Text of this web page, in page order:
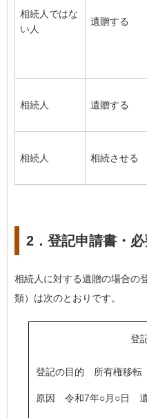
相続人ではな
い人
遺贈する
相続人 遺贈する
相続人 相続させる
2．登記申請書・
相続人に対する遺贈の場合の
類）は次のとおりです。
登
登記の目的 所有権移転
原因 令和7年○月○日